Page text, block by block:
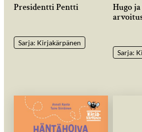
Presidentti Pentti
Sarja: Kirjakärpänen
Hugo
Sarja: